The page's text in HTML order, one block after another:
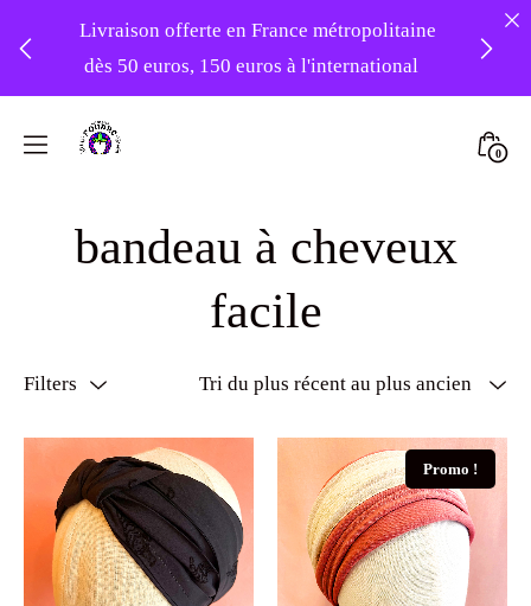
dès 50 euros, 150 euros à l'international
❤️ Atelier en vacances ! Expédition des
Turbans
0
bandeau à cheveux
facile
Filters
Promo !